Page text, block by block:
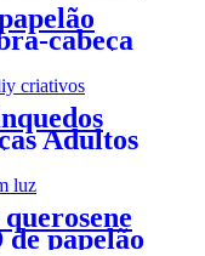
cabeça
Adultos
papelão